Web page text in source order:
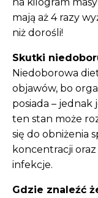
mają aż 4 razy
niż dorośli!
Skutki
Niedoborowa
objawów, bo
posiada – jednak
ten stan może
się do obniżenia
koncentracji
infekcje.
Gdzie znaleźć